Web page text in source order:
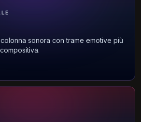
sonora con trame emotive più